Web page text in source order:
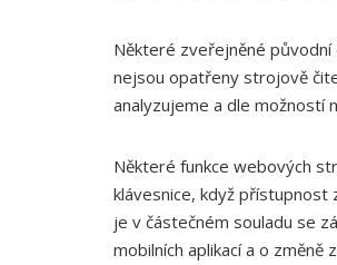
Některé zveřejněné
nejsou opatřeny strojově
analyzujeme a dle možností
Některé funkce webových
klávesnice, když přístupnost
je v částečném souladu se
mobilních aplikací a o